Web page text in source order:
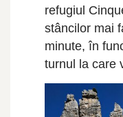
refugiul
stâncilor mai
minute, în
turnul la care